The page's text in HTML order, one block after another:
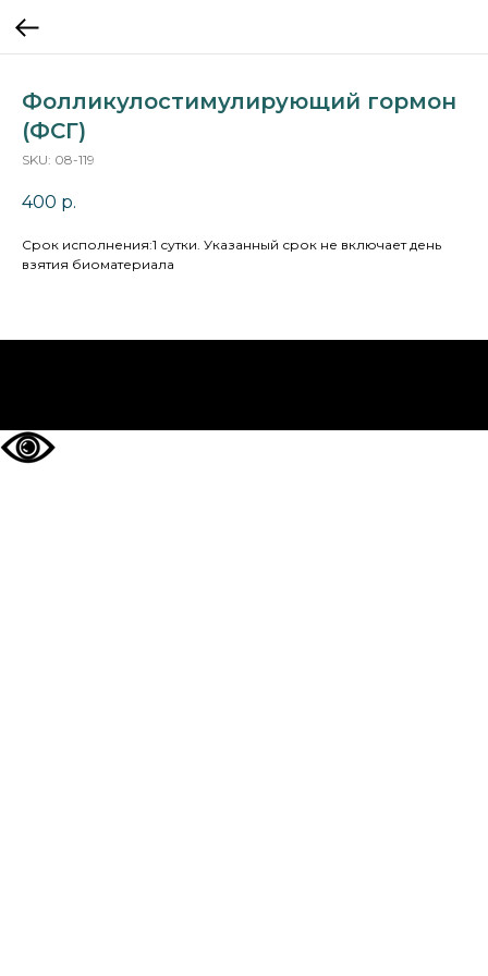
Фолликулостимулирующий гормон
(ФСГ)
SKU: 08-119
400 р.
Cрок исполнения:1 сутки. Указанный срок не включает день
взятия биоматериала